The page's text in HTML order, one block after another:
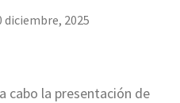
diciembre, 2025
cabo la presentación de